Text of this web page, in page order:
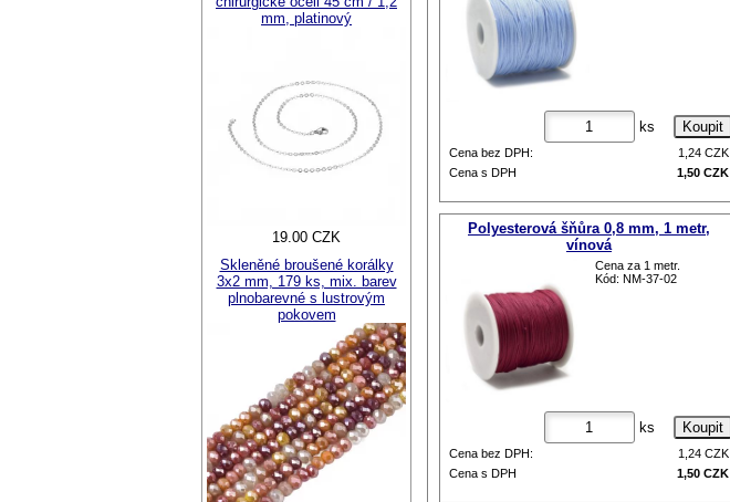
ks
Cena bez DPH: 1,24 CZK
Cena s DPH
1,50 CZK
Polyesterová šňůra 0,8 mm, 1 metr,
vínová
Cena za 1 metr.
Kód: NM-37-02
ks
Cena bez DPH: 1,24 CZK
Cena s DPH
1,50 CZK
mm, platinový
19.00 CZK
Skleněné broušené korálky
3x2 mm, 179 ks, mix. barev
plnobarevné s lustrovým
pokovem